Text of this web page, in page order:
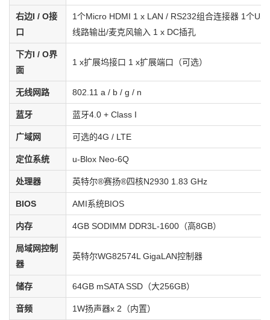
右边I / O接
口
1个Micro HDMI 1 x LAN / RS232组合连接器 1个
线路输出/麦克风输入 1 x DC插孔
下方I / O界
面
1 x扩展坞接口 1 x扩展端口（可选）
无线网路 802.11 a / b / g / n
蓝牙 蓝牙4.0 + Class I
广域网 可选的4G / LTE
定位系统 u-Blox Neo-6Q
处理器 英特尔®赛扬®四核N2930 1.83 GHz
BIOS AMI系统BIOS
内存 4GB SODIMM DDR3L-1600（高8GB）
局域网控制
器
英特尔WG82574L GigaLAN控制器
储存 64GB mSATA SSD（大256GB）
音频 1W扬声器x 2（内置）